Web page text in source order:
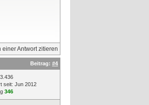
Beitrag: #4
seit: Jun 2012
346